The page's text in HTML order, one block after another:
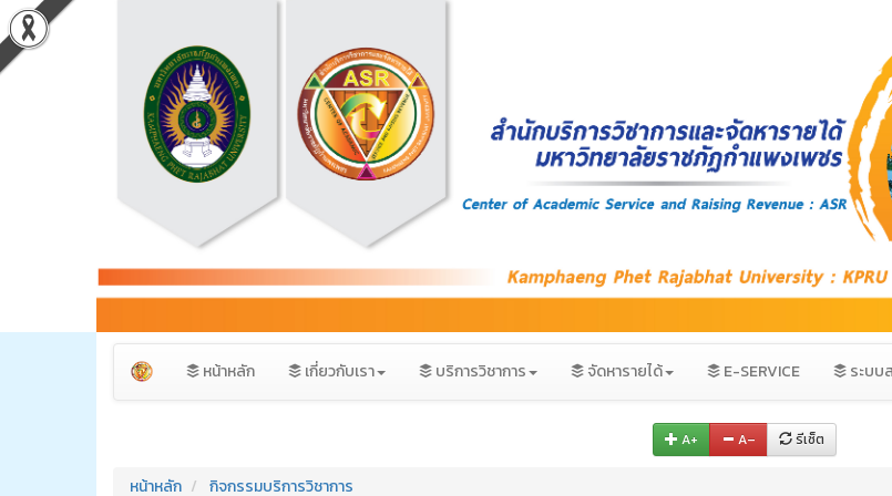
หน้าหลัก เกี่ยวกับเรา บริการวิชาการ จัดหารายได้ E-SERVICE ระบบ
A+ A– รีเซ็ต
หน้าหลัก กิจกรรมบริการวิชาการ